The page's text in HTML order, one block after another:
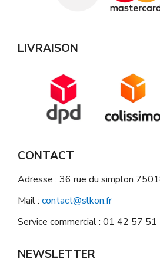
LIVRAISON
CONTACT
Adresse : 36 rue du simplon
Mail : contact@slkon.fr
Service commercial : 01 42 57 51
NEWSLETTER